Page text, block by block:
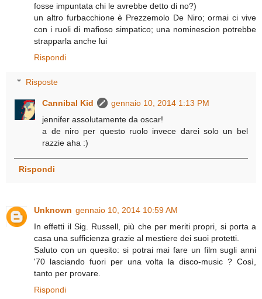
fosse impuntata chi le avrebbe detto di no?)
un altro furbacchione è Prezzemolo De Niro; ormai ci vive
con i ruoli di mafioso simpatico; una nominescion potrebbe
strapparla anche lui
Rispondi
Risposte
Cannibal Kid
gennaio 10, 2014 1:13 PM
jennifer assolutamente da oscar!
a de niro per questo ruolo invece darei solo un bel
razzie aha :)
Rispondi
Unknown gennaio 10, 2014 10:59 AM
In effetti il Sig. Russell, più che per meriti propri, si porta a
casa una sufficienza grazie al mestiere dei suoi protetti.
Saluto con un quesito: si potrai mai fare un film sugli anni
'70 lasciando fuori per una volta la disco-music ? Così,
tanto per provare.
Rispondi